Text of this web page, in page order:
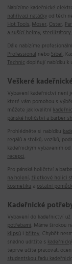
Nabízíme kadeřnické
nahřívací natáčky od těch
Hot Tools, Moser, Oster,
a sušící helmy, sterilizátory
Dále nabízíme profesionální
Professional neboSibel .
Technic doplňují nabídku k
Veškeré
Vybavení kadeřnictví není
které vám pomohou s
můžete jak kvalitní
pánské holičství a barber
Prohlédněte si nabídku
regálů a stolků, vozíků,
kadeřnickým vybavením
recepci
Pro pánská holičství a
na holení, žiletkové holicí
kosmetiku aostatní
Kadeřnické
Vybavení do kadeřnictví
potřebami . Máme širokou
klipsů i břitev . Chybět
snadno udržite s
teprve učíte pracovat,
studentskou řadu